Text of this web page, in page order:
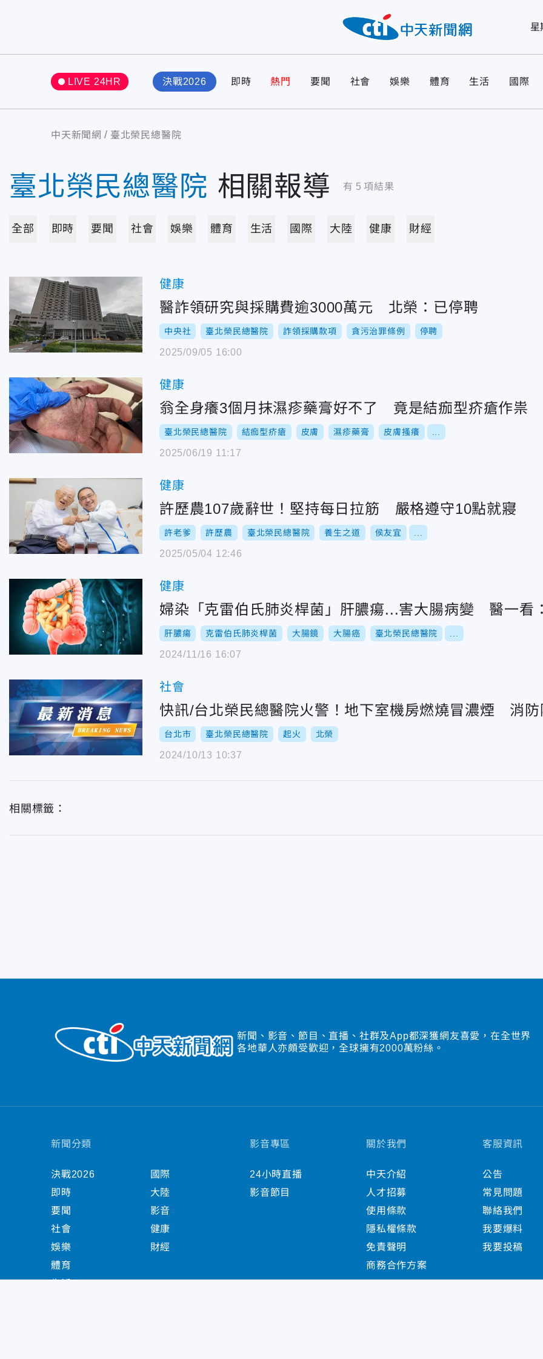
星
LIVE 24HR 決戰2026 即時 熱門 要聞 社會 娛樂 體育 生活 國際
中天新聞網 臺北榮民總醫院
臺北榮民總醫院 相關報導 有 5 項結果
全部 即時 要聞 社會 娛樂 體育 生活 國際 大陸 健康 財經
健康
醫詐領研究與採購費逾3000萬元 北榮：已停聘
中央社 臺北榮民總醫院 詐領採購款項 貪污治罪條例 停聘
2025/09/05 16:00
健康
翁全身癢3個月抹濕疹藥膏好不了 竟是結痂型疥瘡作祟
臺北榮民總醫院 結痂型疥瘡 皮膚 濕疹藥膏 皮膚搔癢
2025/06/19 11:17
健康
許歷農107歲辭世！堅持每日拉筋 嚴格遵守10點就寢
許老爹 許歷農 臺北榮民總醫院 養生之道 侯友宜
2025/05/04 12:46
健康
婦染「克雷伯氏肺炎桿菌」肝膿瘍...害大腸病變 醫一看
肝膿瘍 克雷伯氏肺炎桿菌 大腸鏡 大腸癌 臺北榮民總醫院
2024/11/16 16:07
社會
快訊/台北榮民總醫院火警！地下室機房燃燒冒濃煙 消防
台北市 臺北榮民總醫院 起火 北榮
2024/10/13 10:37
相關標籤：
新聞、影音、節目、直播、社群及App都深獲網友喜愛，在全世界
各地華人亦頗受歡迎，全球擁有2000萬粉絲。
新聞分類
決戰2026
即時
要聞
社會
娛樂
體育
國際
大陸
影音
健康
財經
影音專區
24小時直播
影音節目
關於我們
中天介紹
人才招募
使用條款
隱私權條款
免責聲明
商務合作方案
客服資訊
公告
常見問題
聯絡我們
我要爆料
我要投稿